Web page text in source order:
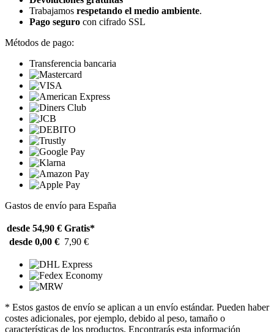
Trabajamos respetando el medio ambiente.
Pago seguro con cifrado SSL
Métodos de pago:
Transferencia bancaria
Gastos de envío para España
desde 54,90 € Gratis*
desde 0,00 € 7,90 €
* Estos gastos de envío se aplican a un envío estándar. Pueden haber
costes adicionales, por ejemplo, debido al peso, tamaño o
características de los productos. Encontrarás esta información